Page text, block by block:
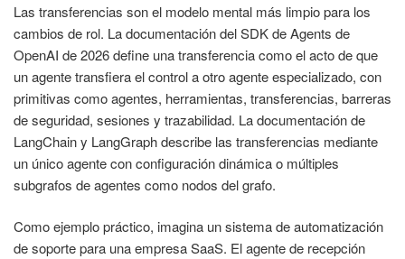
Las transferencias son el modelo mental más limpio para los
cambios de rol. La documentación del SDK de Agents de
OpenAI de 2026 define una transferencia como el acto de que
un agente transfiera el control a otro agente especializado, con
primitivas como agentes, herramientas, transferencias, barreras
de seguridad, sesiones y trazabilidad. La documentación de
LangChain y LangGraph describe las transferencias mediante
un único agente con configuración dinámica o múltiples
subgrafos de agentes como nodos del grafo.
Como ejemplo práctico, imagina un sistema de automatización
de soporte para una empresa SaaS. El agente de recepción